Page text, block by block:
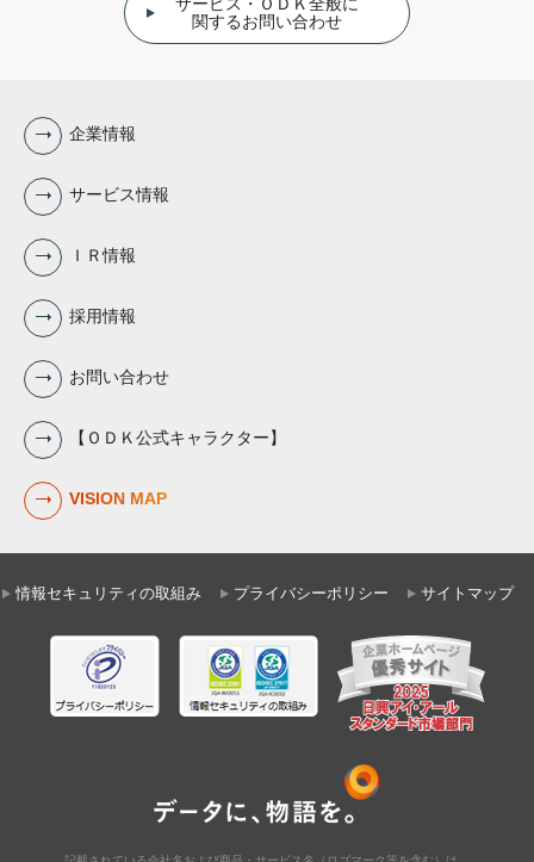
関するお問い合わせ
企業情報
サービス情報
ＩＲ情報
採用情報
お問い合わせ
【ＯＤＫ公式キャラクター】
VISION MAP
情報セキュリティの取組み プライバシーポリシー サイトマップ